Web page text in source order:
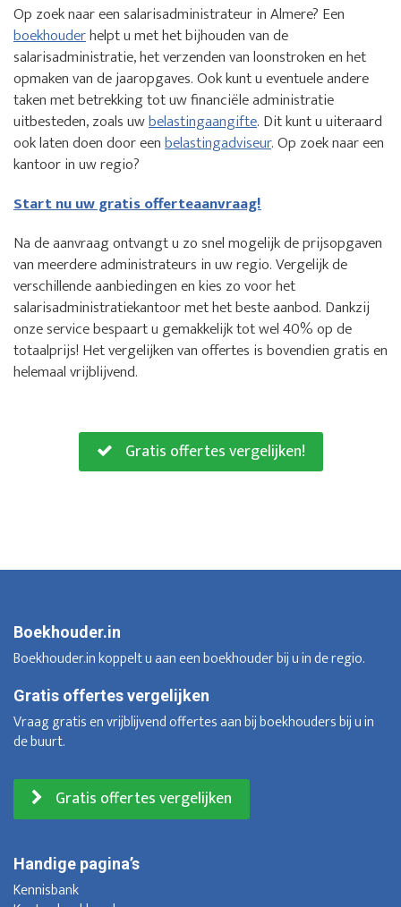
Op zoek naar een salarisadministrateur in Almere? Een
boekhouderhelpt u met het bijhouden van de
salarisadministratie, het verzenden van loonstroken en het
opmaken van de jaaropgaves. Ook kunt u eventuele andere
taken met betrekking tot uw financiële administratie
uitbesteden, zoals uwbelastingaangifte. Dit kunt u uiteraard
ook laten doen door eenbelastingadviseur. Op zoek naar een
kantoor in uw regio?
Start nu uw gratis offerteaanvraag!
Na de aanvraag ontvangt u zo snel mogelijk de prijsopgaven
van meerdere administrateurs in uw regio. Vergelijk de
verschillende aanbiedingen en kies zo voor het
salarisadministratiekantoor met het beste aanbod. Dankzij
onze service bespaart u gemakkelijk tot wel 40% op de
totaalprijs! Het vergelijken van offertes is bovendien gratis en
helemaal vrijblijvend.
Gratis offertes vergelijken!
Boekhouder.in
Boekhouder.in koppelt u aan een boekhouder bij u in de regio.
Gratis offertes vergelijken
Vraag gratis en vrijblijvend offertes aan bij boekhouders bij u in
de buurt.
Gratis offertes vergelijken
Handige pagina’s
Kennisbank